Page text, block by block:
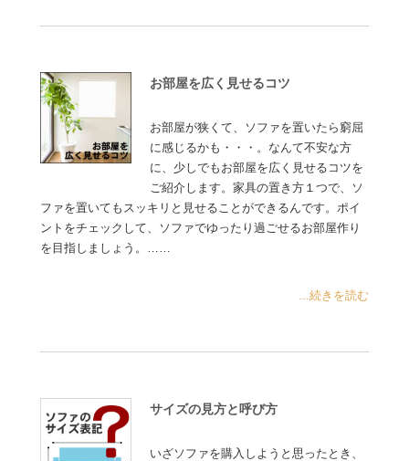
お部屋を広く見せるコツ
お部屋が狭くて、ソファを置いたら窮屈
に感じるかも・・・。なんて不安な方
に、少しでもお部屋を広く見せるコツを
ご紹介します。家具の置き方１つで、ソ
ファを置いてもスッキリと見せることができるんです。ポイ
ントをチェックして、ソファでゆったり過ごせるお部屋作り
を目指しましょう。……
...続きを読む
サイズの見方と呼び方
いざソファを購入しようと思ったとき、